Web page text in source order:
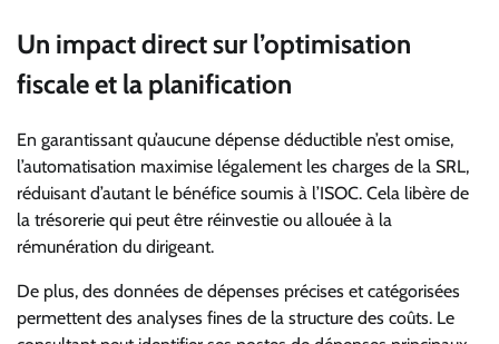
Un impact direct sur l’optimisation
fiscale et la planification
En garantissant qu’aucune dépense déductible n’est omise,
l’automatisation maximise légalement les charges de la SRL,
réduisant d’autant le bénéfice soumis à l’ISOC. Cela libère de
la trésorerie qui peut être réinvestie ou allouée à la
rémunération du dirigeant.
De plus, des données de dépenses précises et catégorisées
permettent des analyses fines de la structure des coûts. Le